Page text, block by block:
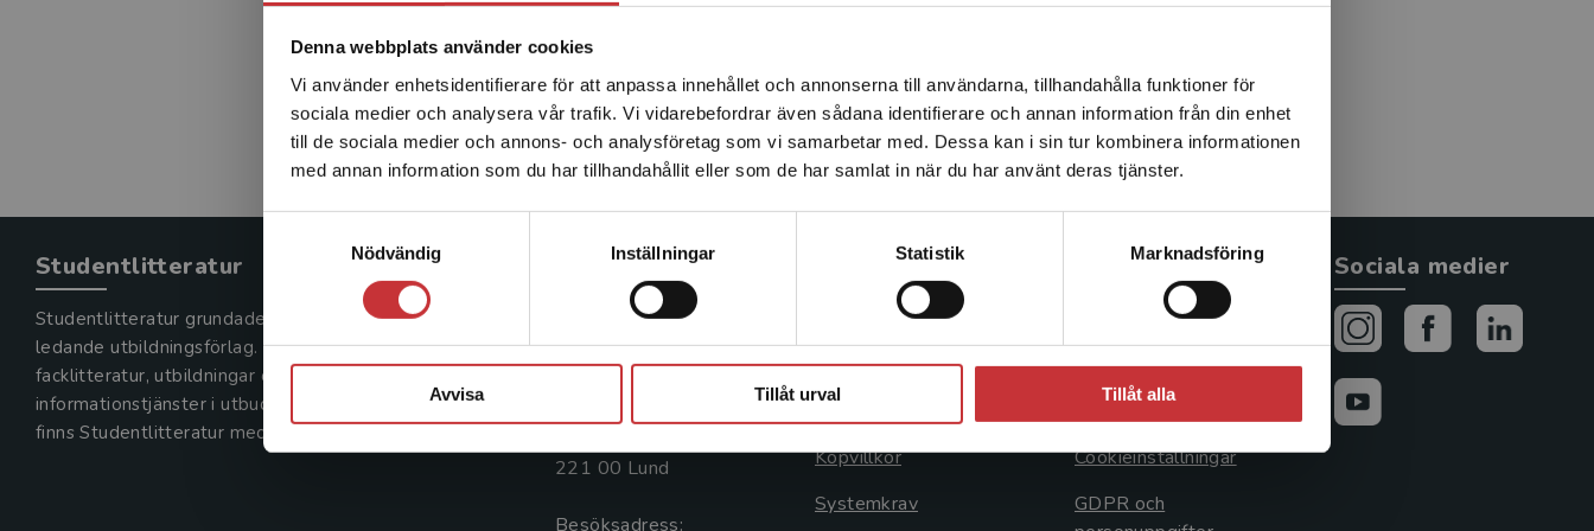
Denna webbplats använder cookies
Vi använder enhetsidentifierare för att anpassa innehållet och annonserna till användarna, tillhandahålla funktioner för
sociala medier och analysera vår trafik. Vi vidarebefordrar även sådana identifierare och annan information från din enhet
till de sociala medier och annons- och analysföretag som vi samarbetar med. Dessa kan i sin tur kombinera informationen
med annan information som du har tillhandahållit eller som de har samlat in när du har använt deras tjänster.
Nödvändig
Inställningar Statistik Marknadsföring
Avvisa Tillåt urval Tillåt alla
Det verkar som att du besöker studentlitteratur.se via en
enhet utanför Sverige. Vi erbjuder inte leveranser utanför
Sverige. För att kunna slutföra ett köp måste
leveransadressen vara i Sverige.Läs mer
Studentlitteratur
Studentlitteratur grundades 1963 och är idag Sveriges
ledande utbildningsförlag. Med läromedel, kurslitteratur,
facklitteratur, utbildningar och digitala
informationstjänster i utbudet,
finns Studentlitteratur med längs hela kunskapsresan.
Kontakta oss
Kontakta oss
046-31 20 00
221 00 Lund
Besöksadress:
Kundservice
Kontakta kundservice
046-31 21 00
Köpvillkor
Systemkrav
Allmänna länkar
Avtal och rättigheter
Cookieinställningar
GDPR och
Sociala medier